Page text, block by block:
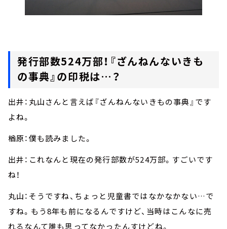
発行部数524万部！『ざんねんないきも
の事典』の印税は…？
出井：丸山さんと言えば『ざんねんないきもの事典』です
よね。
楢原：僕も読みました。
出井：これなんと現在の発行部数が524万部。すごいです
ね！
丸山：そうですね、ちょっと児童書ではなかなかない…で
すね。もう8年も前になるんですけど、当時はこんなに売
れるなんて誰も思ってなかったんすけどね。